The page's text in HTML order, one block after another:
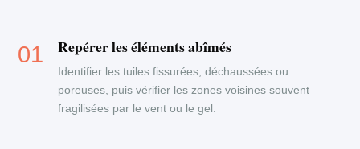
Repérer les éléments abîmés
Identifier les tuiles fissurées, déchaussées ou
poreuses, puis vérifier les zones voisines souvent
fragilisées par le vent ou le gel.